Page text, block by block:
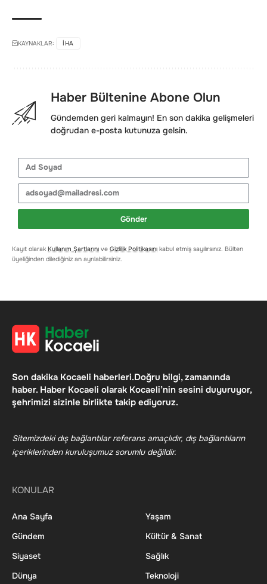
KAYNAKLAR: IHA
Haber Bültenine Abone Olun
Gündemden geri kalmayın! En son dakika gelişmeleri
doğrudan e-posta kutunuza gelsin.
Gönder
Kayıt olarak Kullanım Şartlarını ve Gizlilik Politikasını kabul etmiş sayılırsınız. Bülten
üyeliğinden dilediğiniz an ayrılabilirsiniz.
Son dakika Kocaeli haberleri.Doğru bilgi, zamanında
haber. Haber Kocaeli olarak Kocaeli’nin sesini duyuruyor,
şehrimizi sizinle birlikte takip ediyoruz.
Sitemizdeki dış bağlantılar referans amaçlıdır, dış bağlantıların
içeriklerinden kuruluşumuz sorumlu değildir.
KONULAR
Ana Sayfa
Gündem
Siyaset
Dünya
Yaşam
Kültür & Sanat
Sağlık
Teknoloji